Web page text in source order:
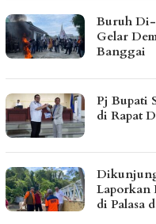
Buruh Di-
Gelar
Banggai
Pj Bupati
di Rapat
Laporkan
di Palasa